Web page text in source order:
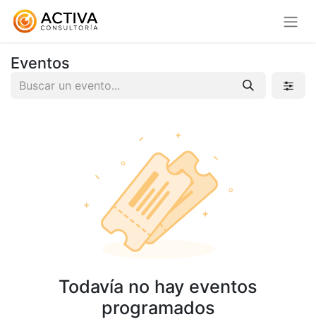
Eventos
Todavía no hay eventos
programados